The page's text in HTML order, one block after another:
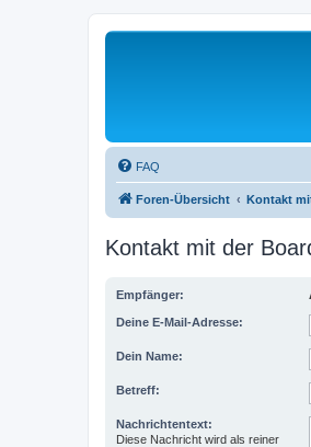
FAQ
Foren-Übersicht Kontakt
Kontakt mit der
Empfänger:
Deine E-Mail-Adresse:
Dein Name:
Betreff:
Nachrichtentext:
Diese Nachricht wird als reiner